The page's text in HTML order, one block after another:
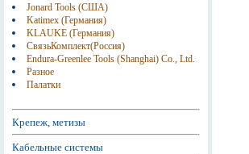
Jonard Tools (США)
Katimex (Германия)
KLAUKE (Германия)
СвязьКомплект(Россия)
Endura-Greenlee Tools (Shanghai) Co., Ltd.
Разное
Палатки
Крепеж, метизы
Кабельные системы